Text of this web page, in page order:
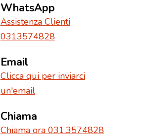
WhatsApp
Assistenza Clienti
0313574828
Email
Clicca qui per inviarci
un'email
Chiama
Chiama ora 031.3574828